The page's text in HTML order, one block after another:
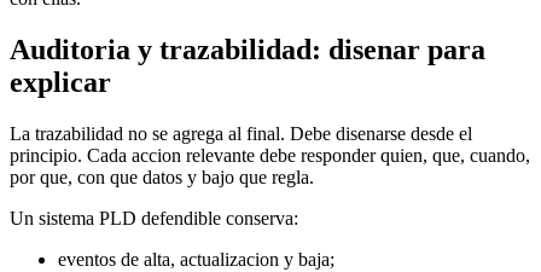
Auditoria y trazabilidad: disenar para
explicar
La trazabilidad no se agrega al final. Debe disenarse desde el
principio. Cada accion relevante debe responder quien, que, cuando,
por que, con que datos y bajo que regla.
Un sistema PLD defendible conserva:
eventos de alta, actualizacion y baja;